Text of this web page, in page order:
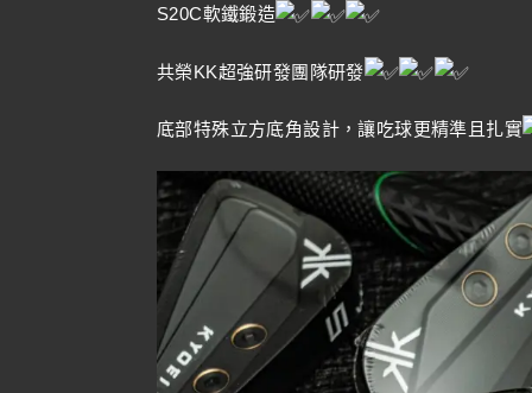
S20C軟鐵鍛造
共榮KK超強研發團隊研發
底部特殊立方底角設計，讓吃球更精準且扎實